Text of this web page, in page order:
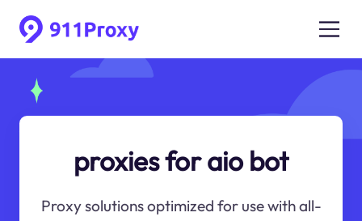
proxies for aio bot
Proxy solutions optimized for use with all-